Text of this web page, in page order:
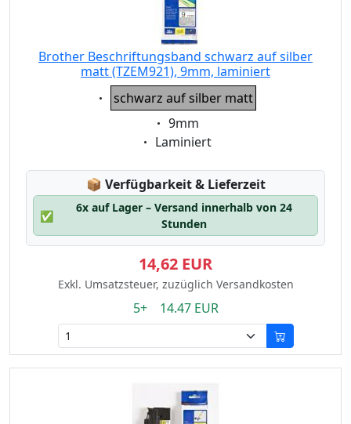
Brother Beschriftungsband schwarz auf silber
matt (TZEM921), 9mm, laminiert
Eigenschaft:
schwarz auf silber matt
Eigenschaft:
9mm
Eigenschaft:
Laminiert
📦 Lagerstatus:
Verfügbarkeit & Lieferzeit
✅
6x auf Lager – Versand innerhalb von 24
Stunden
14,62 EUR
Exkl. Umsatzsteuer, zuzüglich Versandkosten
5+ 14.47 EUR